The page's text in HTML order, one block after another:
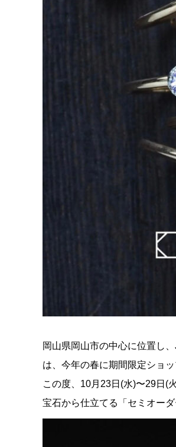
岡山県岡山市の中心に位置し
は、今年の春に期間限定ショッ
この度、10月23日(水)〜29日(
宝石から仕立てる「セミオー